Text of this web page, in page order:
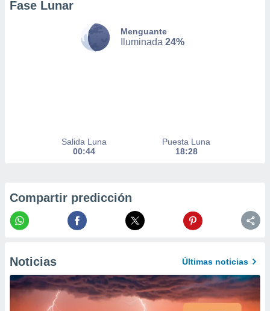
momento
datos
perfiles
utilizar
crear un
Fase Lunar
Menguante
Iluminada 24%
Salida Luna
00:44
Puesta Luna
18:28
Compartir predicción
Noticias Últimas noticias